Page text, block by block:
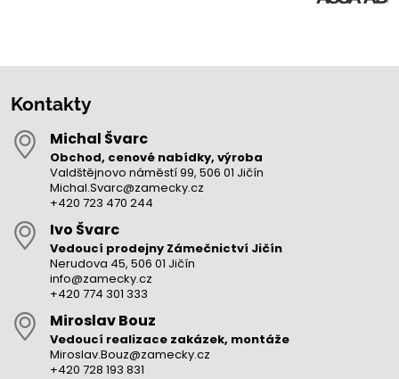
Kontakty
Michal Švarc
Obchod, cenové nabídky, výroba
Valdštějnovo náměstí 99, 506 01 Jičín
Michal.Svarc@zamecky.cz
+420 723 470 244
Ivo Švarc
Vedoucí prodejny Zámečnictví Jičín
Nerudova 45, 506 01 Jičín
info@zamecky.cz
+420 774 301 333
Miroslav Bouz
Vedoucí realizace zakázek, montáže
Miroslav.Bouz@zamecky.cz
+420 728 193 831